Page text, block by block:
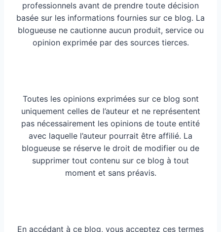
professionnels avant de prendre toute décision
basée sur les informations fournies sur ce blog. La
blogueuse ne cautionne aucun produit, service ou
opinion exprimée par des sources tierces.
Toutes les opinions exprimées sur ce blog sont
uniquement celles de l’auteur et ne représentent
pas nécessairement les opinions de toute entité
avec laquelle l’auteur pourrait être affilié. La
blogueuse se réserve le droit de modifier ou de
supprimer tout contenu sur ce blog à tout
moment et sans préavis.
En accédant à ce blog, vous acceptez ces termes